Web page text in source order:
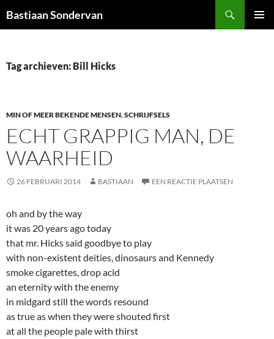
naar
Bastiaan Sondervan
Tag archieven: Bill Hicks
MIN OF MEER BEKENDE MENSEN,SCHRIJFSELS
ECHT GRAPPIG MAN, DE
WAARHEID
26 FEBRUARI 2014 BASTIAAN EEN REACTIE PLAATSEN
oh and by the way
it was 20 years ago today
that mr. Hicks said goodbye to play
with non-existent deities, dinosaurs and Kennedy
smoke cigarettes, drop acid
an eternity with the enemy
in midgard still the words resound
as true as when they were shouted first
at all the people pale with thirst